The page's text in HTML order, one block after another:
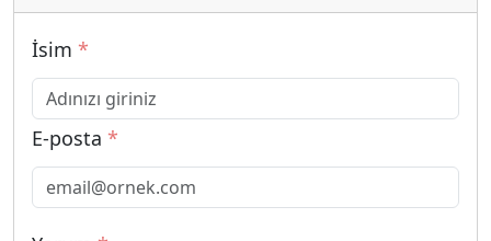
İsim *
E-posta *